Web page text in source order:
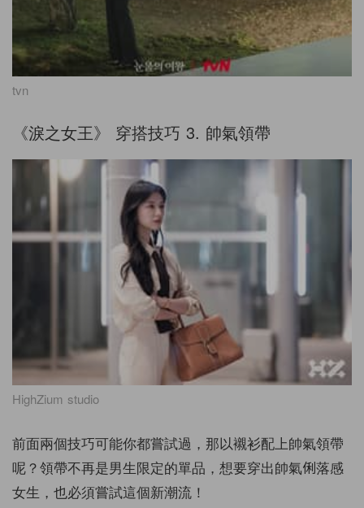
tvn
《淚之女王》 穿搭技巧 3. 帥氣領帶
HighZium studio
前面兩個技巧可能你都嘗試過，那以襯衫配上帥氣領帶
呢？領帶不再是男生限定的單品，想要穿出帥氣俐落感
女生，也必須嘗試這個新潮流！